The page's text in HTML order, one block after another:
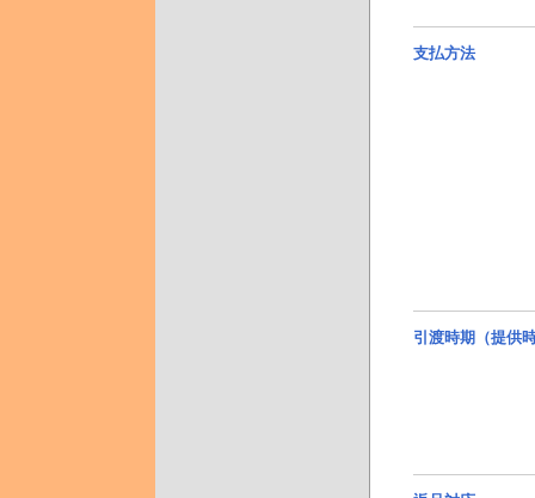
支払方法
引渡時期（提供